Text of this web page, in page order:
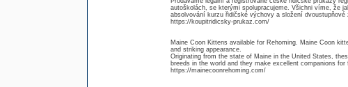
autoškolách, se kterými spolupracujeme. Všichni víme, že
absolvování kurzu řidičské výchovy a složení
https://koupitridicsky-prukaz.com/
Maine Coon Kittens available for Rehoming. Maine Coon
and striking appearance.
Originating from the state of Maine in the United States,
breeds in the world and they make excellent companions for
https://mainecoonrehoming.com/